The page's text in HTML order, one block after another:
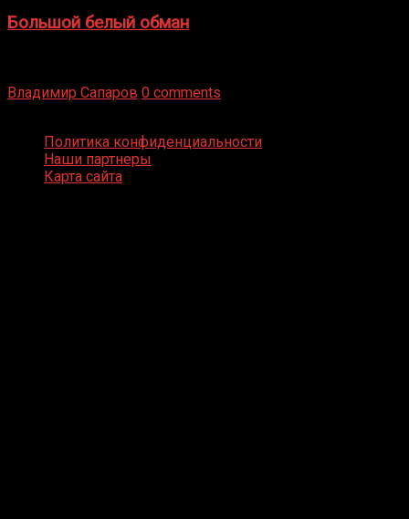
Большой белый обман
Владимир Сапаров 0 comments
Политика конфиденциальности
Наши партнеры
Карта сайта